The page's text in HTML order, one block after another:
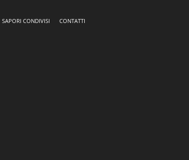
SAPORI CONDIVISI
CONTATTI